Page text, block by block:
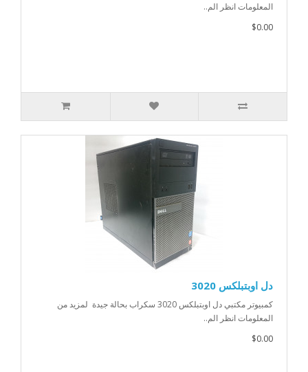
المعلومات انظر الم..
$0.00
دل اوبتبلكس 3020
كمبيوتر مكتبي دل اوبتبلكس 3020 سكراب بحالة جيدة لمزيد من
المعلومات انظر الم..
$0.00